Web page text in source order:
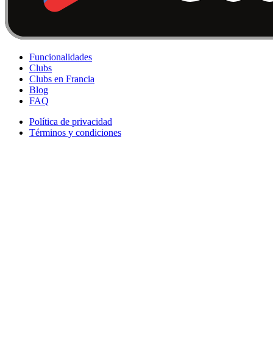
Funcionalidades
Clubs
Clubs en Francia
Blog
FAQ
Política de privacidad
Términos y condiciones